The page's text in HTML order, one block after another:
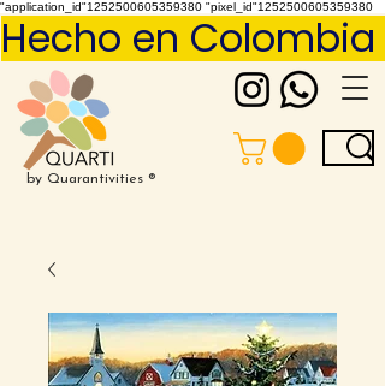
"application_id"1252500605359380 "pixel_id"1252500605359380
by Quarantivities ®
Hecho en